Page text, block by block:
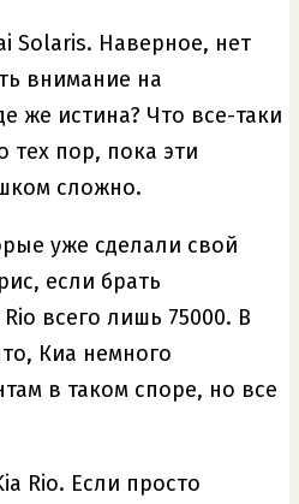
Solaris. Наверное, нет
внимание на
же истина? Что все-таки
тех пор, пока эти
сложно.
уже сделали свой
если брать
всего лишь 75000. В
Киа немного
в таком споре, но все
Rio. Если просто